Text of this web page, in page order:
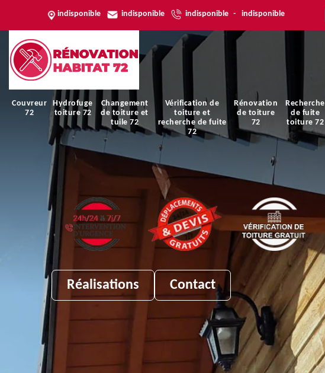
indisponible indisponible indisponible - indisponible
Couvreur
72
Hydrofuge
toiture 72
Changement
de toiture et
tuile 72
Vérification de
toiture et
recherche de fuite
72
Rénovation
de toiture
72
Recherche
de fuite
toiture 72
Réalisations Contact